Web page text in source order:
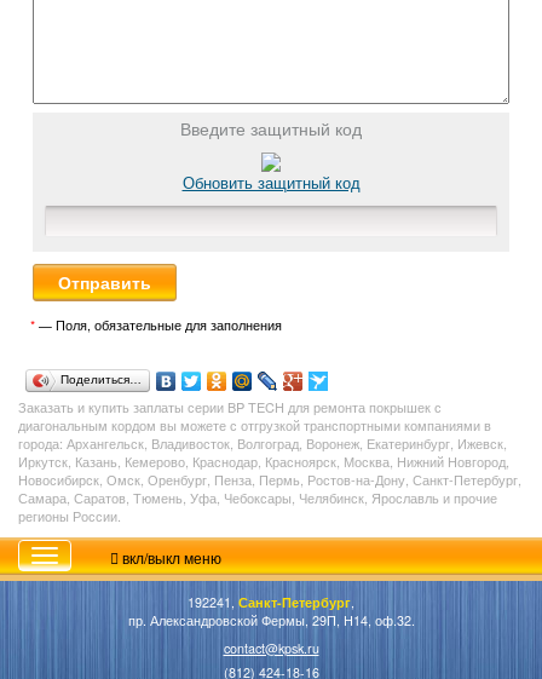
Введите защитный код
Обновить защитный код
* — Поля, обязательные для заполнения
Поделиться…
Заказать и купить заплаты серии BP TECH для ремонта покрышек с
диагональным кордом вы можете с отгрузкой транспортными компаниями в
города: Архангельск, Владивосток, Волгоград, Воронеж, Екатеринбург, Ижевск,
Иркутск, Казань, Кемерово, Краснодар, Красноярск, Москва, Нижний Новгород,
Новосибирск, Омск, Оренбург, Пенза, Пермь, Ростов-на-Дону, Санкт-Петербург,
Самара, Саратов, Тюмень, Уфа, Чебоксары, Челябинск, Ярославль и прочие
регионы России.
вкл/выкл меню
192241, Санкт-Петербург,
пр. Александровской Фермы, 29П, Н14, оф.32.
contact@kpsk.ru
(812) 424-18-16